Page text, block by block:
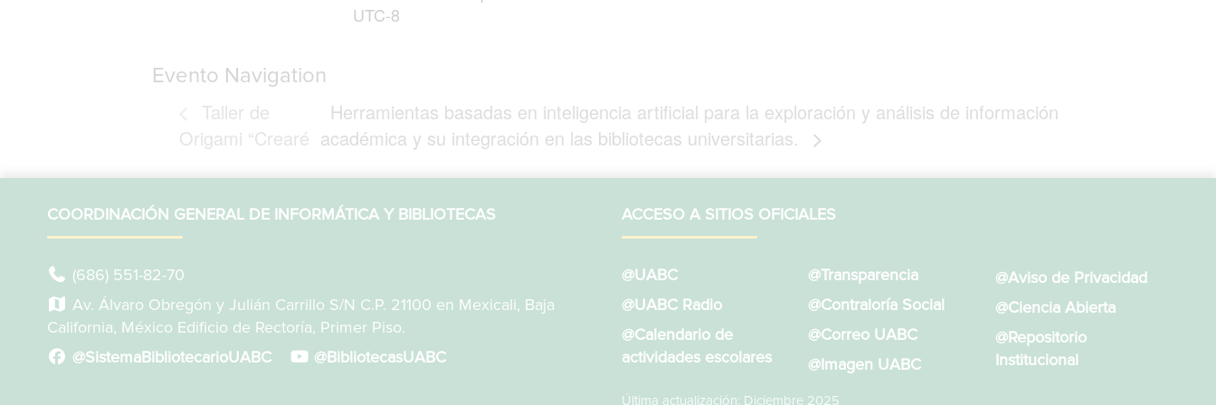
UTC-8
Evento Navigation
Taller de
Origami “Crearé
Herramientas basadas en inteligencia artificial para la exploración y análisis de información
académica y su integración en las bibliotecas universitarias.
COORDINACIÓN GENERAL DE INFORMÁTICA Y BIBLIOTECAS
(686) 551-82-70
Av. Álvaro Obregón y Julián Carrillo S/N C.P. 21100 en Mexicali, Baja
California, México Edificio de Rectoría, Primer Piso.
@SistemaBibliotecarioUABC
@BibliotecasUABC
ACCESO A SITIOS OFICIALES
@UABC
@UABC Radio
@Calendario de
actividades escolares
@Transparencia
@Contraloría Social
@Correo UABC
@Imagen UABC
@Aviso de Privacidad
@Ciencia Abierta
@Repositorio
Institucional
Última actualización: Diciembre 2025